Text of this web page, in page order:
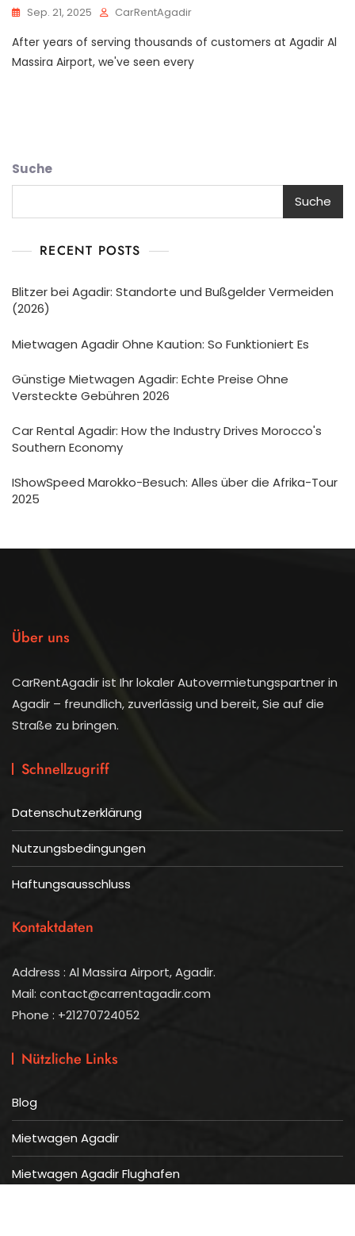
Sep. 21, 2025 CarRentAgadir
After years of serving thousands of customers at Agadir Al
Massira Airport, we've seen every
Suche
Suche
RECENT POSTS
Blitzer bei Agadir: Standorte und Bußgelder Vermeiden
(2026)
Mietwagen Agadir Ohne Kaution: So Funktioniert Es
Günstige Mietwagen Agadir: Echte Preise Ohne
Versteckte Gebühren 2026
Car Rental Agadir: How the Industry Drives Morocco's
Southern Economy
IShowSpeed Marokko-Besuch: Alles über die Afrika-Tour
2025
Über uns
CarRentAgadir ist Ihr lokaler Autovermietungspartner in
Agadir – freundlich, zuverlässig und bereit, Sie auf die
Straße zu bringen.
Schnellzugriff
Datenschutzerklärung
Nutzungsbedingungen
Haftungsausschluss
Kontaktdaten
Address : Al Massira Airport, Agadir.
Mail: contact@carrentagadir.com
Phone : +21270724052
Nützliche Links
Blog
Mietwagen Agadir
Mietwagen Agadir Flughafen